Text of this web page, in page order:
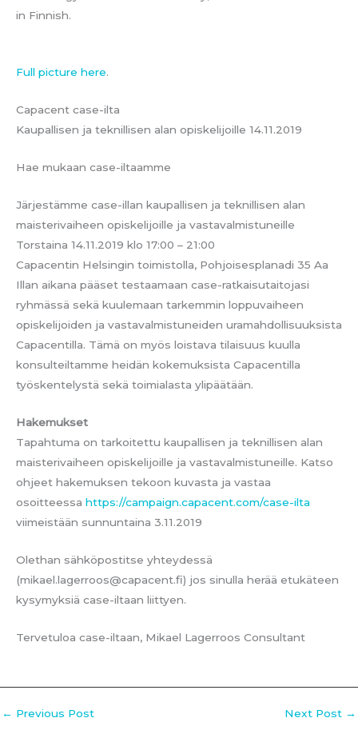
in Finnish.
Full picture here.
Capacent case-ilta
Kaupallisen ja teknillisen alan opiskelijoille 14.11.2019
Hae mukaan case-iltaamme
Järjestämme case-illan kaupallisen ja teknillisen alan
maisterivaiheen opiskelijoille ja vastavalmistuneille
Torstaina 14.11.2019 klo 17:00 – 21:00
Capacentin Helsingin toimistolla, Pohjoisesplanadi 35 Aa
Illan aikana pääset testaamaan case-ratkaisutaitojasi
ryhmässä sekä kuulemaan tarkemmin loppuvaiheen
opiskelijoiden ja vastavalmistuneiden uramahdollisuuksista
Capacentilla. Tämä on myös loistava tilaisuus kuulla
konsulteiltamme heidän kokemuksista Capacentilla
työskentelystä sekä toimialasta ylipäätään.
Hakemukset
Tapahtuma on tarkoitettu kaupallisen ja teknillisen alan
maisterivaiheen opiskelijoille ja vastavalmistuneille. Katso
ohjeet hakemuksen tekoon kuvasta ja vastaa
osoitteessa https://campaign.capacent.com/case-ilta
viimeistään sunnuntaina 3.11.2019
Olethan sähköpostitse yhteydessä
(mikael.lagerroos@capacent.fi) jos sinulla herää etukäteen
kysymyksiä case-iltaan liittyen.
Tervetuloa case-iltaan, Mikael Lagerroos Consultant
← Previous Post Next Post →